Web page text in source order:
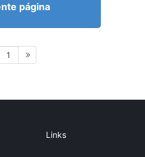
página
1
Links